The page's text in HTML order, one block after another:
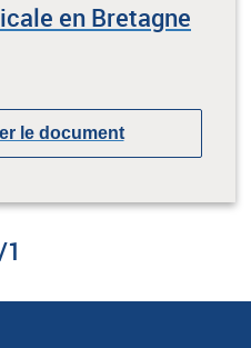
en Bretagne
le document
1